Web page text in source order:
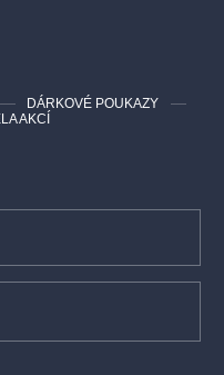
DÁRKOVÉ POUKAZY
AKCÍ